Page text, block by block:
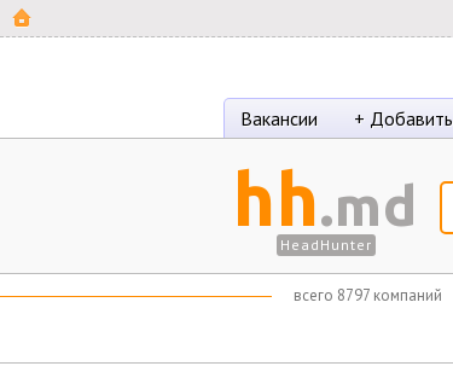
Вакансии + Добавить
hh.md
HeadHunter
всего 8797 компаний